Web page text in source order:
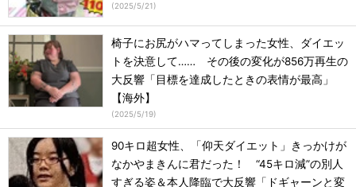
(2025/5/21)
椅子にお尻がハマってしまった女性、ダイエッ
トを決意して…… その後の変化が856万再生の
大反響「目標を達成したときの表情が最高」
【海外】
(2025/5/19)
90キロ超女性、「仰天ダイエット」きっかけが
なかやまきんに君だった！ “45キロ減”の別人
すぎる姿＆本人降臨で大反響「ドギャーンと変